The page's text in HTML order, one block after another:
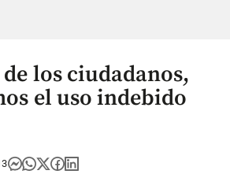
los ciudadanos,
el uso indebido